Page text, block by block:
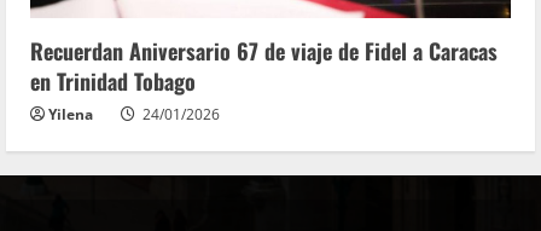
Recuerdan Aniversario 67 de viaje de Fidel a Caracas
en Trinidad Tobago
Yilena 24/01/2026